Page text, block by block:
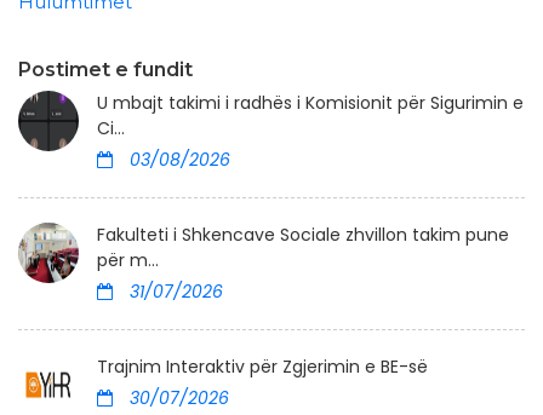
Postimet e fundit
U mbajt takimi i radhës i Komisionit për Sigurimin e
Ci...
03/08/2026
Fakulteti i Shkencave Sociale zhvillon takim pune
për m...
31/07/2026
Trajnim Interaktiv për Zgjerimin e BE-së
30/07/2026